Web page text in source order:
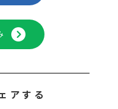
アする